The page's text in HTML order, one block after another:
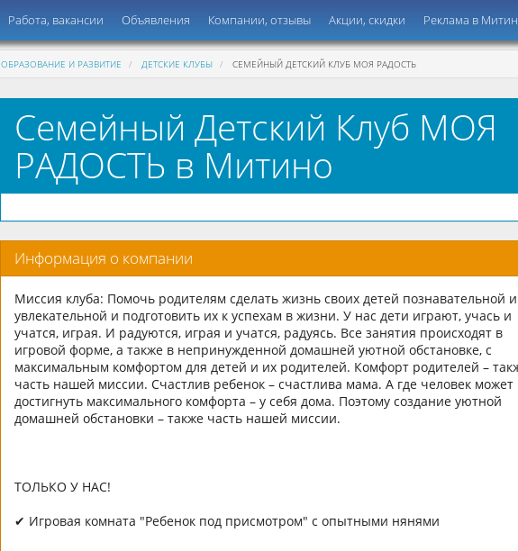
Работа, вакансии Объявления Компании, отзывы Акции, скидки Реклама в
ОБРАЗОВАНИЕ И РАЗВИТИЕ ДЕТСКИЕ КЛУБЫ СЕМЕЙНЫЙ ДЕТСКИЙ КЛУБ МОЯ РАДОСТЬ
Семейный Детский Клуб МОЯ
РАДОСТЬ в Митино
Информация о компании
Миссия клуба: Помочь родителям сделать жизнь своих детей познавательной и
увлекательной и подготовить их к успехам в жизни. У нас дети играют, учась и
учатся, играя. И радуются, играя и учатся, радуясь. Все занятия происходят в
игровой форме, а также в непринужденной домашней уютной обстановке, с
максимальным комфортом для детей и их родителей. Комфорт родителей –
часть нашей миссии. Счастлив ребенок – счастлива мама. А где человек может
достигнуть максимального комфорта – у себя дома. Поэтому создание уютной
домашней обстановки – также часть нашей миссии.
ТОЛЬКО У НАС!
✔ Игровая комната "Ребенок под присмотром" с опытными нянями